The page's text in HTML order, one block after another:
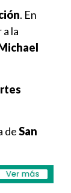
. En
la
deSan